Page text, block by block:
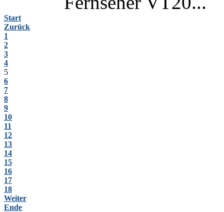
Start
Zurück
1
2
3
4
5
6
7
8
9
10
11
12
13
14
15
16
17
18
Weiter
Ende